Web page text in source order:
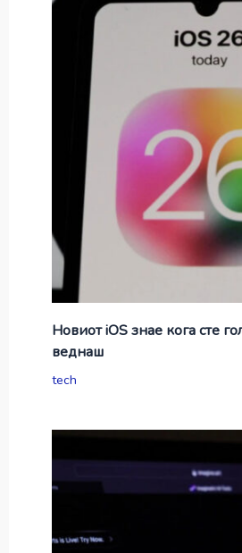
Новиот iOS знае кога сте
веднаш
tech